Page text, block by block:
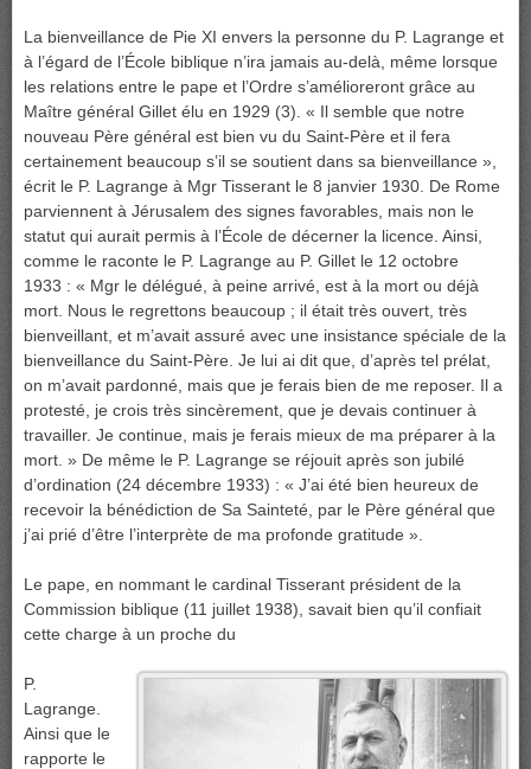
La bienveillance de Pie XI envers la personne du P. Lagrange et
à l’égard de l’École biblique n’ira jamais au-delà, même lorsque
les relations entre le pape et l’Ordre s’amélioreront grâce au
Maître général Gillet élu en 1929 (3). « Il semble que notre
nouveau Père général est bien vu du Saint-Père et il fera
certainement beaucoup s’il se soutient dans sa bienveillance »,
écrit le P. Lagrange à Mgr Tisserant le 8 janvier 1930. De Rome
parviennent à Jérusalem des signes favorables, mais non le
statut qui aurait permis à l’École de décerner la licence. Ainsi,
comme le raconte le P. Lagrange au P. Gillet le 12 octobre
1933 : « Mgr le délégué, à peine arrivé, est à la mort ou déjà
mort. Nous le regrettons beaucoup ; il était très ouvert, très
bienveillant, et m’avait assuré avec une insistance spéciale de la
bienveillance du Saint-Père. Je lui ai dit que, d’après tel prélat,
on m’avait pardonné, mais que je ferais bien de me reposer. Il a
protesté, je crois très sincèrement, que je devais continuer à
travailler. Je continue, mais je ferais mieux de ma préparer à la
mort. » De même le P. Lagrange se réjouit après son jubilé
d’ordination (24 décembre 1933) : « J’ai été bien heureux de
recevoir la bénédiction de Sa Sainteté, par le Père général que
j’ai prié d’être l’interprète de ma profonde gratitude ».
Le pape, en nommant le cardinal Tisserant président de la
Commission biblique (11 juillet 1938), savait bien qu’il confiait
cette charge à un proche du
P.
Lagrange.
Ainsi que le
rapporte le